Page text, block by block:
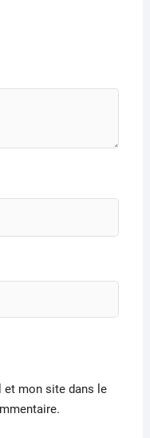
et mon site dans le